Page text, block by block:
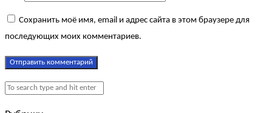
Сохранить моё имя, email и адрес сайта в этом браузере для
последующих моих комментариев.